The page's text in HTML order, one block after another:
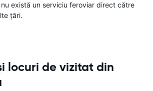
există un serviciu feroviar direct către
țări.
locuri de vizitat din